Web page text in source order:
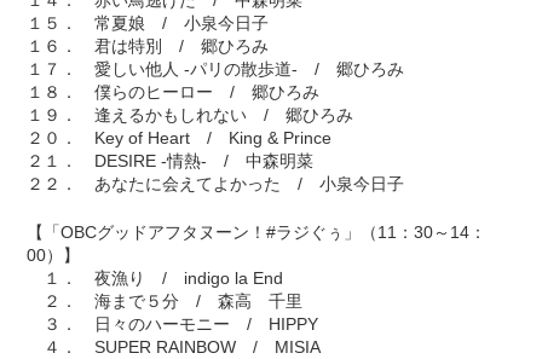
１５． 常夏娘 / 小泉今日子
１６． 君は特別 / 郷ひろみ
１７． 愛しい他人 -パリの散歩道- / 郷ひろみ
１８． 僕らのヒーロー / 郷ひろみ
１９． 逢えるかもしれない / 郷ひろみ
２０． Key of Heart / King & Prince
２１． DESIRE -情熱- / 中森明菜
２２． あなたに会えてよかった / 小泉今日子
【「OBCグッドアフタヌーン！#ラジぐぅ」（11：30～14：
00）】
１． 夜漁り / indigo la End
２． 海まで５分 / 森高 千里
３． 日々のハーモニー / HIPPY
４． SUPER RAINBOW / MISIA